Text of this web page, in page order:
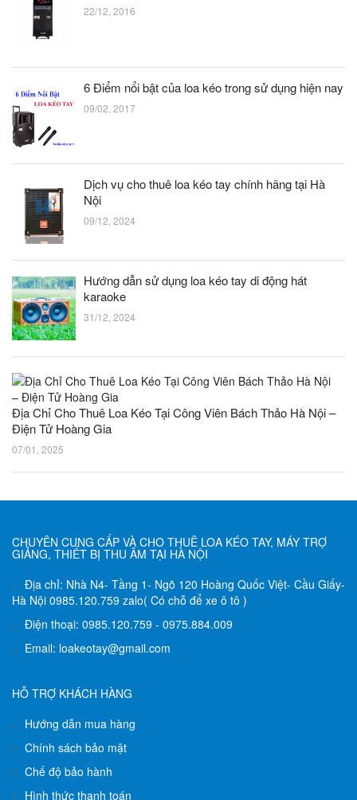
22/12, 2016
6 Điểm nổi bật của loa kéo trong sử dụng hiện nay
09/02, 2017
Dịch vụ cho thuê loa kéo tay chính hãng tại Hà
Nội
09/12, 2024
Hướng dẫn sử dụng loa kéo tay di động hát
karaoke
31/12, 2024
Địa Chỉ Cho Thuê Loa Kéo Tại Công Viên Bách Thảo Hà Nội –
Điện Tử Hoàng Gia
07/01, 2025
CHUYÊN CUNG CẤP VÀ CHO THUÊ LOA KÉO TAY, MÁY TRỢ
GIẢNG, THIẾT BỊ THU ÂM TẠI HÀ NỘI
Địa chỉ: Nhà N4- Tầng 1- Ngõ 120 Hoàng Quốc Việt- Cầu Giấy-
Hà Nội 0985.120.759 zalo( Có chỗ để xe ô tô )
Điện thoại: 0985.120.759 - 0975.884.009
Email: loakeotay@gmail.com
HỖ TRỢ KHÁCH HÀNG
Hướng dẫn mua hàng
Chính sách bảo mật
Chế độ bảo hành
Hình thức thanh toán